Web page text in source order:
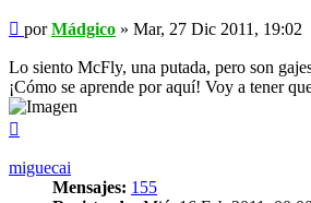
Mensaje
porMádgico » Mar, 27 Dic 2011, 19:02
Lo siento McFly, una putada, pero son
¡Cómo se aprende por aquí! Voy a tener
miguecai
Mensajes: 155